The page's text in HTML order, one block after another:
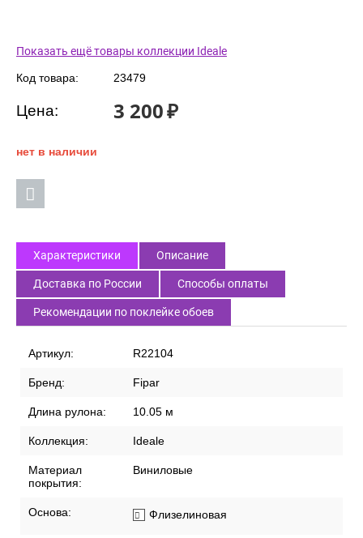
Показать ещё товары коллекции Ideale
Код товара: 23479
Цена: 3 200₽
нет в наличии
Характеристики Описание
Доставка по России Способы оплаты
Рекомендации по поклейке обоев
Артикул: R22104
Бренд: Fipar
Длина рулона: 10.05 м
Коллекция: Ideale
Материал
покрытия:
Виниловые
Основа: Флизелиновая